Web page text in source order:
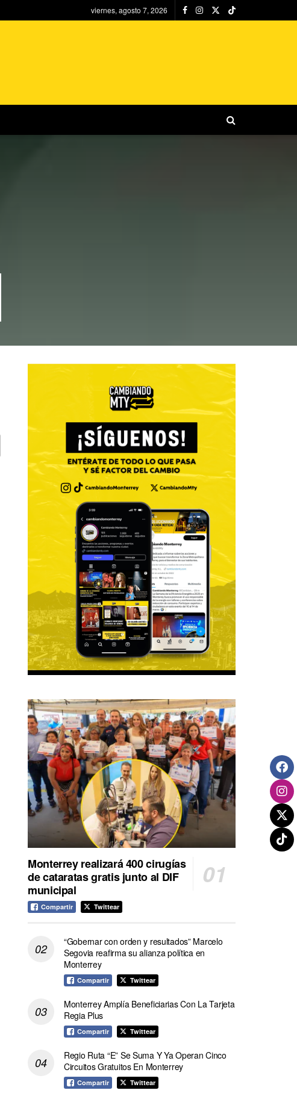
viernes, agosto 7, 2026
Monterrey realizará 400 cirugías
de cataratas gratis junto al DIF
municipal
Compartir Twittear
“Gobernar con orden y resultados” Marcelo
Segovia reafirma su alianza política en
Monterrey
Compartir Twittear
Monterrey Amplía Beneficiarias Con La Tarjeta
Regia Plus
Compartir Twittear
Regio Ruta “E” Se Suma Y Ya Operan Cinco
Circuitos Gratuitos En Monterrey
Compartir Twittear